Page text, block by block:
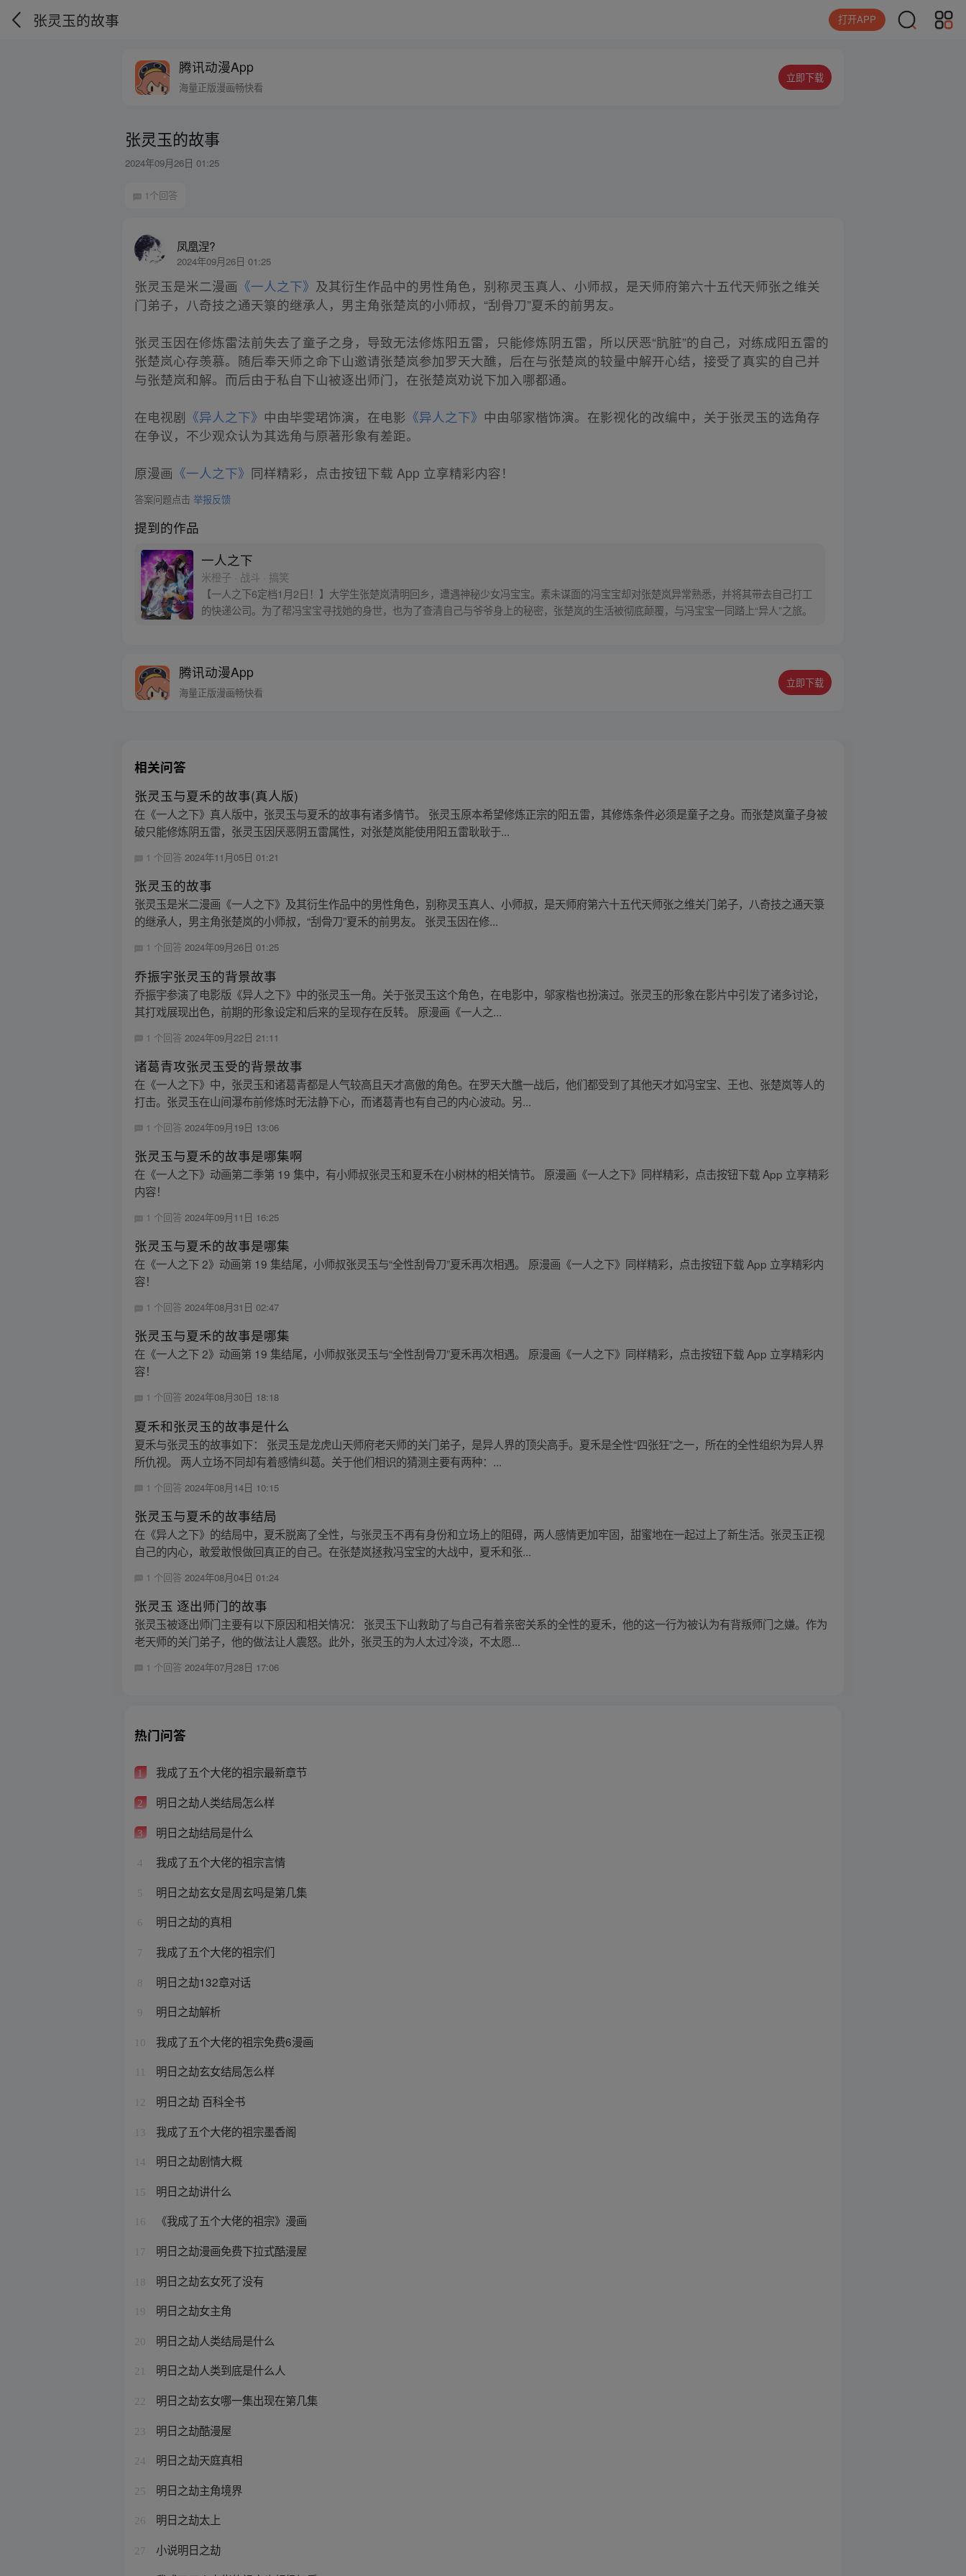
张灵玉的故事 打开APP
腾讯动漫App
海量正版漫画畅快看
立即下载
张灵玉的故事
2024年09月26日 01:25
1个回答
凤凰涅?
2024年09月26日 01:25
张灵玉是米二漫画 《一人之下》 及其衍生作品中的男性角色，别称灵玉真人、小师叔，是天师府第六十五代天师张之维关
门弟子，八奇技之通天箓的继承人，男主角张楚岚的小师叔，“刮骨刀”夏禾的前男友。
张灵玉因在修炼雷法前失去了童子之身，导致无法修炼阳五雷，只能修炼阴五雷，所以厌恶“肮脏”的自己，对练成阳五雷的
张楚岚心存羡慕。随后奉天师之命下山邀请张楚岚参加罗天大醮，后在与张楚岚的较量中解开心结，接受了真实的自己并
与张楚岚和解。而后由于私自下山被逐出师门，在张楚岚劝说下加入哪都通。
在电视剧 《异人之下》 中由毕雯珺饰演，在电影 《异人之下》 中由邬家楷饰演。在影视化的改编中，关于张灵玉的选角存
在争议，不少观众认为其选角与原著形象有差距。
原漫画 《一人之下》 同样精彩，点击按钮下载 App 立享精彩内容！
答案问题点击举报反馈
提到的作品
一人之下
米橙子 · 战斗 · 搞笑
【一人之下6定档1月2日！】大学生张楚岚清明回乡，遭遇神秘少女冯宝宝。素未谋面的冯宝宝却对张楚岚异常熟悉，并将其带去自己打工
的快递公司。为了帮冯宝宝寻找她的身世，也为了查清自己与爷爷身上的秘密，张楚岚的生活被彻底颠覆，与冯宝宝一同踏上“异人”之旅。
腾讯动漫App
海量正版漫画畅快看
立即下载
相关问答
张灵玉与夏禾的故事(真人版)
在《一人之下》真人版中，张灵玉与夏禾的故事有诸多情节。 张灵玉原本希望修炼正宗的阳五雷，其修炼条件必须是童子之身。而张楚岚童子身被
破只能修炼阴五雷，张灵玉因厌恶阴五雷属性，对张楚岚能使用阳五雷耿耿于...
1 个回答2024年11月05日 01:21
张灵玉的故事
张灵玉是米二漫画《一人之下》及其衍生作品中的男性角色，别称灵玉真人、小师叔，是天师府第六十五代天师张之维关门弟子，八奇技之通天箓
的继承人，男主角张楚岚的小师叔，“刮骨刀”夏禾的前男友。 张灵玉因在修...
1 个回答2024年09月26日 01:25
乔振宇张灵玉的背景故事
乔振宇参演了电影版《异人之下》中的张灵玉一角。关于张灵玉这个角色，在电影中，邬家楷也扮演过。张灵玉的形象在影片中引发了诸多讨论，
其打戏展现出色，前期的形象设定和后来的呈现存在反转。 原漫画《一人之...
1 个回答 2024年09月22日 21:11
诸葛青攻张灵玉受的背景故事
在《一人之下》中，张灵玉和诸葛青都是人气较高且天才高傲的角色。在罗天大醮一战后，他们都受到了其他天才如冯宝宝、王也、张楚岚等人的
打击。张灵玉在山间瀑布前修炼时无法静下心，而诸葛青也有自己的内心波动。另...
1 个回答 2024年09月19日 13:06
张灵玉与夏禾的故事是哪集啊
在《一人之下》动画第二季第 19 集中，有小师叔张灵玉和夏禾在小树林的相关情节。 原漫画《一人之下》同样精彩，点击按钮下载 App 立享精彩
内容！
1 个回答2024年09月11日 16:25
张灵玉与夏禾的故事是哪集
在《一人之下 2》动画第 19 集结尾，小师叔张灵玉与“全性刮骨刀”夏禾再次相遇。 原漫画《一人之下》同样精彩，点击按钮下载 App 立享精彩内
容！
1 个回答2024年08月31日 02:47
张灵玉与夏禾的故事是哪集
在《一人之下 2》动画第 19 集结尾，小师叔张灵玉与“全性刮骨刀”夏禾再次相遇。 原漫画《一人之下》同样精彩，点击按钮下载 App 立享精彩内
容！
1 个回答2024年08月30日 18:18
夏禾和张灵玉的故事是什么
夏禾与张灵玉的故事如下： 张灵玉是龙虎山天师府老天师的关门弟子，是异人界的顶尖高手。夏禾是全性“四张狂”之一，所在的全性组织为异人界
所仇视。 两人立场不同却有着感情纠葛。关于他们相识的猜测主要有两种：...
1 个回答 2024年08月14日 10:15
张灵玉与夏禾的故事结局
在《异人之下》的结局中，夏禾脱离了全性，与张灵玉不再有身份和立场上的阻碍，两人感情更加牢固，甜蜜地在一起过上了新生活。张灵玉正视
自己的内心，敢爱敢恨做回真正的自己。在张楚岚拯救冯宝宝的大战中，夏禾和张...
1 个回答 2024年08月04日 01:24
张灵玉 逐出师门的故事
张灵玉被逐出师门主要有以下原因和相关情况： 张灵玉下山救助了与自己有着亲密关系的全性的夏禾，他的这一行为被认为有背叛师门之嫌。作为
老天师的关门弟子，他的做法让人震怒。此外，张灵玉的为人太过冷淡，不太愿...
1 个回答2024年07月28日 17:06
热门问答
1 我成了五个大佬的祖宗最新章节
2 明日之劫人类结局怎么样
3 明日之劫结局是什么
4 我成了五个大佬的祖宗言情
5 明日之劫玄女是周玄吗是第几集
6 明日之劫的真相
7 我成了五个大佬的祖宗们
8 明日之劫132章对话
9 明日之劫解析
10 我成了五个大佬的祖宗免费6漫画
明日之劫玄女结局怎么样
12 明日之劫 百科全书
13 我成了五个大佬的祖宗墨香阁
14 明日之劫剧情大概
15 明日之劫讲什么
16 《我成了五个大佬的祖宗》漫画
17 明日之劫漫画免费下拉式酷漫屋
18 明日之劫玄女死了没有
19 明日之劫女主角
20 明日之劫人类结局是什么
21 明日之劫人类到底是什么人
22 明日之劫玄女哪一集出现在第几集
23 明日之劫酷漫屋
24 明日之劫天庭真相
25 明日之劫主角境界
26 明日之劫太上
27 小说明日之劫